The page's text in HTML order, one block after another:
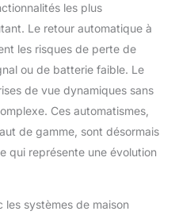
les plus
Le retour automatique à
les risques de perte de
ou de batterie faible. Le
de vue dynamiques sans
Ces automatismes,
de gamme, sont désormais
qui représente une évolution
les systèmes de maison